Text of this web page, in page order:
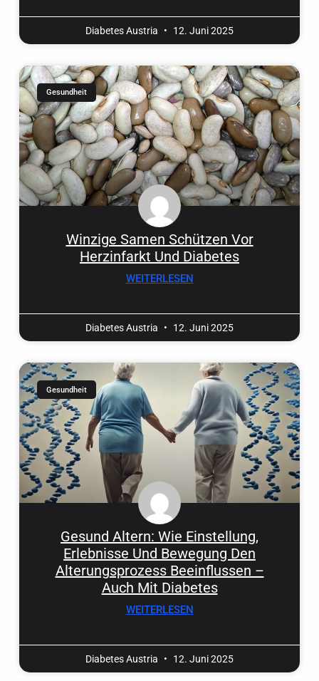
Diabetes Austria 12. Juni 2025
Gesundheit
Winzige Samen Schützen Vor
Herzinfarkt Und Diabetes
WEITERLESEN
Diabetes Austria 12. Juni 2025
Gesundheit
Gesund Altern: Wie Einstellung,
Erlebnisse Und Bewegung Den
Alterungsprozess Beeinflussen –
Auch Mit Diabetes
WEITERLESEN
Diabetes Austria 12. Juni 2025